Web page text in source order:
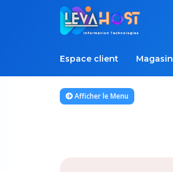
Espace client Magasin
Afficher le Menu